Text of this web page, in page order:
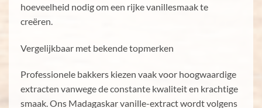
hoeveelheid nodig om een rijke vanillesmaak te
creëren.
Vergelijkbaar met bekende topmerken
Professionele bakkers kiezen vaak voor hoogwaardige
extracten vanwege de constante kwaliteit en krachtige
smaak. Ons Madagaskar vanille-extract wordt volgens